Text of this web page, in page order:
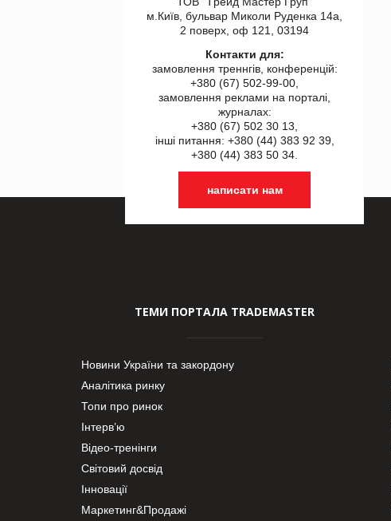
м.Київ, бульвар Миколи Руденка 14а,
2 поверх, оф 121, 03194
Контакти для:
замовлення треннгів, конференцій:
+380 (67) 502-99-00,
замовлення реклами на порталі,
журналах:
+380 (67) 502 30 13,
інші питання: +380 (44) 383 92 39,
+380 (44) 383 50 34.
написати нам
ТЕМИ ПОРТАЛА TRADEMASTER
Новини України та закордону
Аналітика ринку
Топи про ринок
Інтерв’ю
Відео-тренінги
Світовий досвід
Інновації
Маркетинг&Продажі